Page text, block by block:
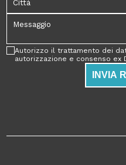
Autorizzo il trattamento dei
autorizzazione e consenso ex
INVIA